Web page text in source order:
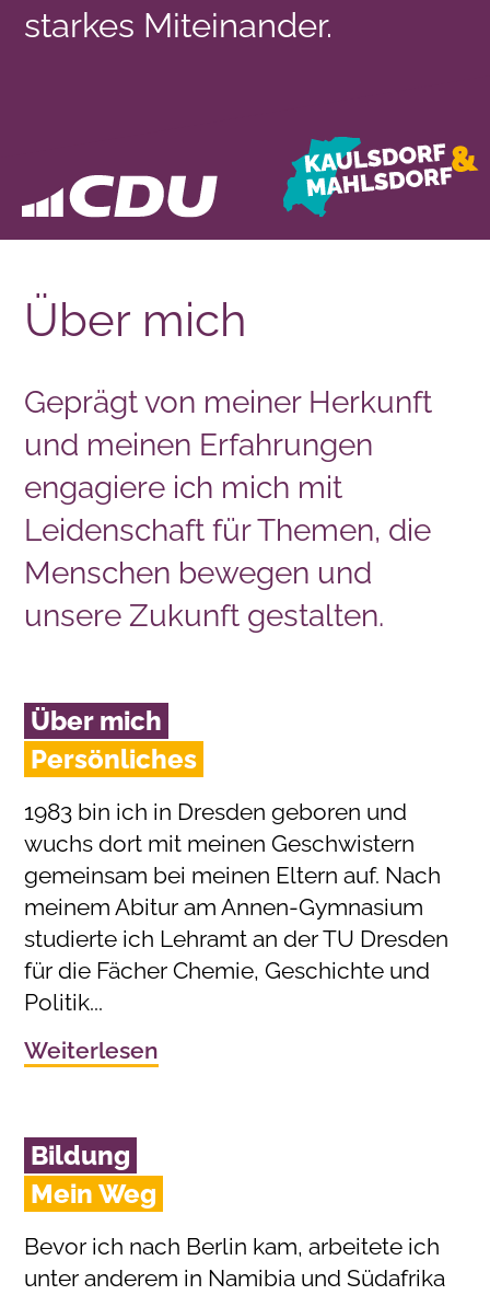
starkes Miteinander.
Über mich
Geprägt von meiner Herkunft
und meinen Erfahrungen
engagiere ich mich mit
Leidenschaft für Themen, die
Menschen bewegen und
unsere Zukunft gestalten.
Über mich
Persönliches
1983 bin ich in Dresden geboren und
wuchs dort mit meinen Geschwistern
gemeinsam bei meinen Eltern auf. Nach
meinem Abitur am Annen-Gymnasium
studierte ich Lehramt an der TU Dresden
für die Fächer Chemie, Geschichte und
Politik...
Weiterlesen
Bildung
Mein Weg
Bevor ich nach Berlin kam, arbeitete ich
unter anderem in Namibia und Südafrika